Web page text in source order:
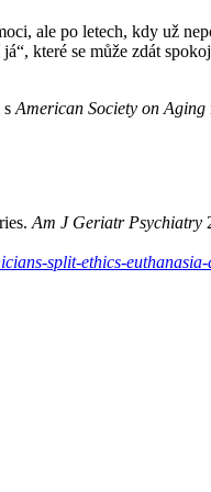
ale po letech, kdy už
které se může zdát
s American Society on Aging
Am J Geriatr Psychiatry
split-ethics-